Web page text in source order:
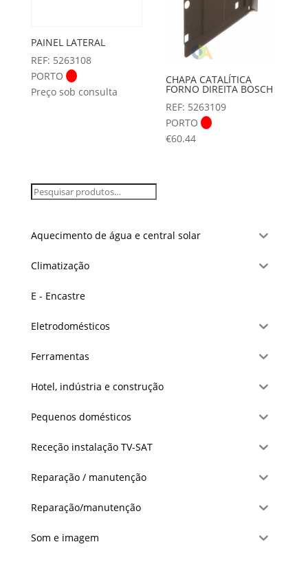
PAINEL LATERAL
REF: 5263108
PORTO
Preço sob consulta
CHAPA CATALÍTICA
FORNO DIREITA BOSCH
REF: 5263109
PORTO
€60.44
Aquecimento de água e central solar
Climatização
E - Encastre
Eletrodomésticos
Ferramentas
Hotel, indústria e construção
Pequenos domésticos
Receção instalação TV-SAT
Reparação / manutenção
Reparação/manutenção
Som e imagem